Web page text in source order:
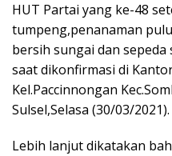
HUT Partai yang ke-48
tumpeng,penanaman
bersih sungai dan
saat dikonfirmasi di
Kel.Paccinnongan
Sulsel,Selasa (30/03/2021).
Lebih lanjut dikatakan